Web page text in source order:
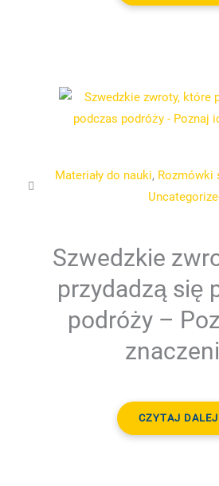
Materiały do nauki, Rozmówki
Szwedzkie
przydadzą się
podróży –
CZYTAJ DALEJ